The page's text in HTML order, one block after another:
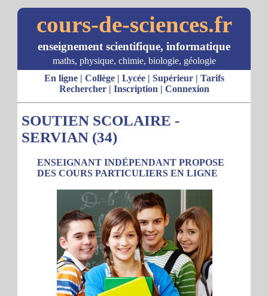
cours-de-sciences.fr
enseignement scientifique, informatique
maths, physique, chimie, biologie, géologie
En ligne| Collège| Lycée| Supérieur| Tarifs
Rechercher| Inscription | Connexion
SOUTIEN SCOLAIRE -
SERVIAN (34)
ENSEIGNANT INDÉPENDANT PROPOSE
DES COURS PARTICULIERS EN LIGNE